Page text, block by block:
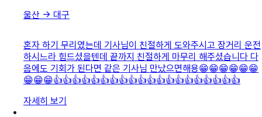
울산 → 대구
혼자 하기 무리였는데 기사님이 친절하게 도와주시고 장거리 운전
하시느라 힘드셨을텐데 끝까지 친절하게 마무리 해주셨습니다 다
음에도 기회가 된다면 같은 기사님 만났으면해용😁😁😁😁😁😁
😁😁😁👍👍👍👍👍👍👍👍👍👍👍👍👍👍👍👍👍👍👍👍
자세히 보기